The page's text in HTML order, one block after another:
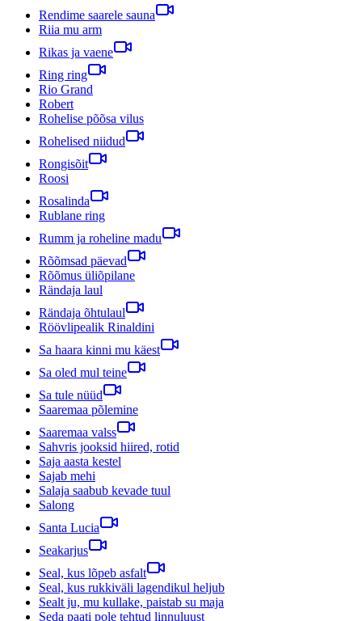
Rendime saarele sauna
Riia mu arm
Rikas ja vaene
Ring ring
Rio Grand
Robert
Rohelise põõsa vilus
Rohelised niidud
Rongisõit
Roosi
Rosalinda
Rublane ring
Rumm ja roheline madu
Rõõmsad päevad
Rõõmus üliõpilane
Rändaja laul
Rändaja õhtulaul
Röövlipealik Rinaldini
Sa haara kinni mu käest
Sa oled mul teine
Sa tule nüüd
Saaremaa põlemine
Saaremaa valss
Sahvris jooksid hiired, rotid
Saja aasta kestel
Sajab mehi
Salaja saabub kevade tuul
Salong
Santa Lucia
Seakarjus
Seal, kus lõpeb asfalt
Seal, kus rukkiväli lagendikul heljub
Sealt ju, mu kullake, paistab su maja
Seda paati pole tehtud linnuluust